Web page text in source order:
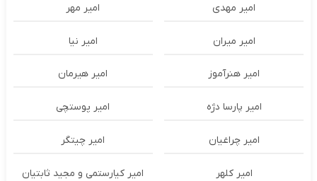
امیر مهدی امیر مهر
امیر میران امیر نیا
امیر هنرآموز امیر هیرمان
امیر پارسا دژه امیر پوستچی
امیر چراغیان امیر چیتگر
امیر کلهر امیر کیارستمی و مجید ثابتیان